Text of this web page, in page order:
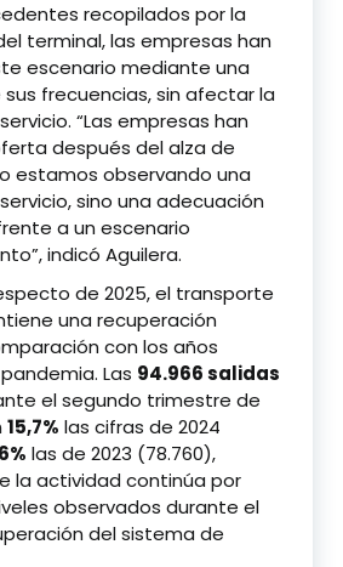
recopilados por la
terminal, las empresas han
escenario mediante una
frecuencias, sin afectar la
“Las empresas han
después del alza de
estamos observando una
sino una adecuación
a un escenario
indicó Aguilera.
de 2025, el transporte
una recuperación
con los años
Las 94.966 salidas
el segundo trimestre de
15,7% las cifras de 2024
las de 2023 (78.760),
la actividad continúa por
observados durante el
del sistema de